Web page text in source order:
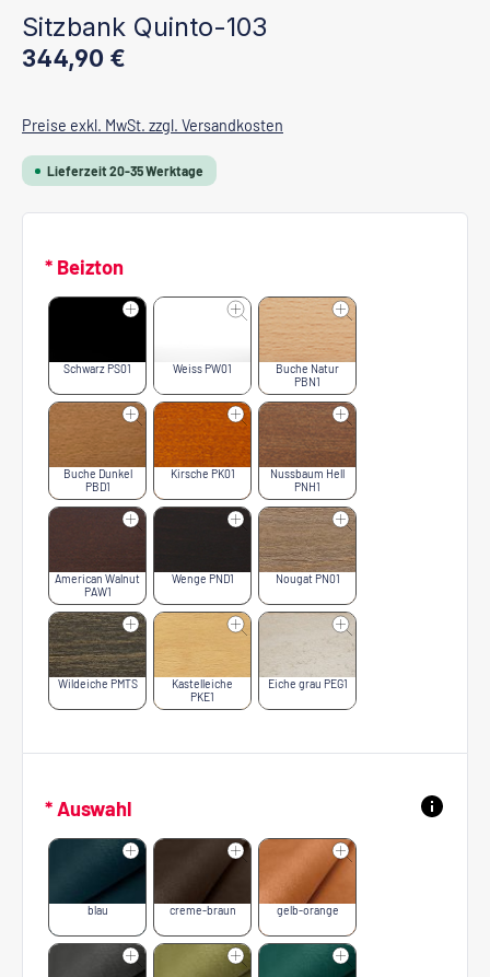
Sitzbank Quinto-103
Regulärer Preis:
344,90 €
Preise exkl. MwSt. zzgl. Versandkosten
Lieferzeit 20-35 Werktage
* Beizton
Schwarz PS01 Weiss PW01
Buche Natur
PBN1
Buche Dunkel
PBD1
Kirsche PK01
Nussbaum Hell
PNH1
American Walnut
PAW1
Wenge PND1 Nougat PN01
Wildeiche PMTS
Kastelleiche
PKE1
Eiche grau PEG1
* Auswahl
blau creme-braun gelb-orange